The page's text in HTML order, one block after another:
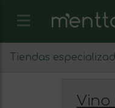
Tiendas
Vino